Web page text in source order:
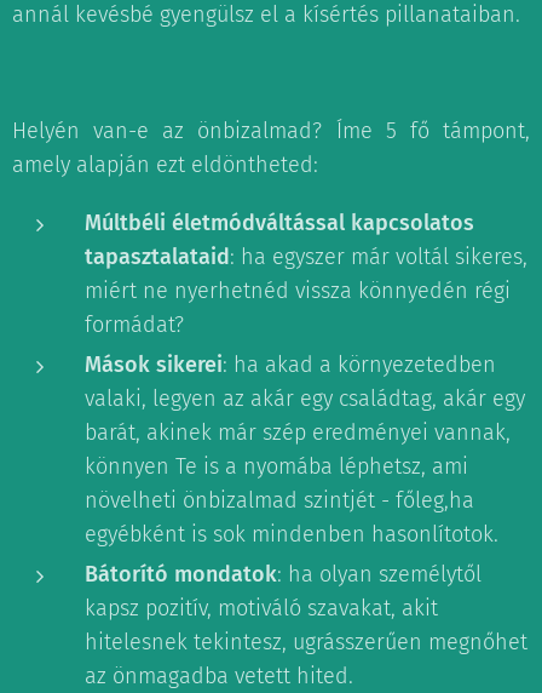
annál kevésbé gyengülsz el a kísértés pillanataiban.
Helyén van-e az önbizalmad? Íme 5 fő támpont,
amely alapján ezt eldöntheted:
Múltbéli életmódváltással kapcsolatos
tapasztalataid: ha egyszer már voltál sikeres,
miért ne nyerhetnéd vissza könnyedén régi
formádat?
Mások sikerei: ha akad a környezetedben
valaki, legyen az akár egy családtag, akár egy
barát, akinek már szép eredményei vannak,
könnyen Te is a nyomába léphetsz, ami
növelheti önbizalmad szintjét - főleg,ha
egyébként is sok mindenben hasonlítotok.
Bátorító mondatok: ha olyan személytől
kapsz pozitív, motiváló szavakat, akit
hitelesnek tekintesz, ugrásszerűen megnőhet
az önmagadba vetett hited.